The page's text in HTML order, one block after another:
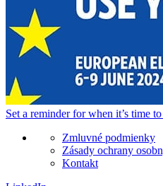
Set a reminderfor when it’s time
Zmluvné podmienky
Zásady ochrany
Kontakt